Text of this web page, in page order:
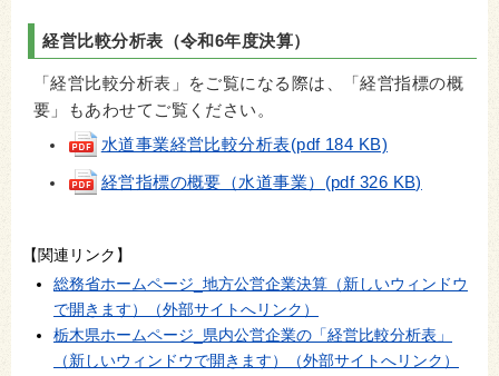
経営比較分析表（令和6年度決算）
「経営比較分析表」をご覧になる際は、「経営指標の概
要」もあわせてご覧ください。
水道事業経営比較分析表(pdf 184 KB)
経営指標の概要（水道事業）(pdf 326 KB)
【関連リンク】
総務省ホームページ_地方公営企業決算（新しいウィンドウ
で開きます）（外部サイトへリンク）
栃木県ホームページ_県内公営企業の「経営比較分析表」
（新しいウィンドウで開きます）（外部サイトへリンク）